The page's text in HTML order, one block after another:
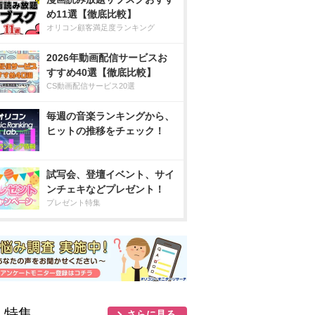
め11選【徹底比較】
オリコン顧客満足度ランキング
2026年動画配信サービスお
すすめ40選【徹底比較】
CS動画配信サービス20選
毎週の音楽ランキングから、
ヒットの推移をチェック！
試写会、登壇イベント、サイ
ンチェキなどプレゼント！
プレゼント特集